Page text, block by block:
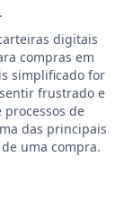
digitais
compras em
simplificado for
frustrado e
de
das principais
uma compra.